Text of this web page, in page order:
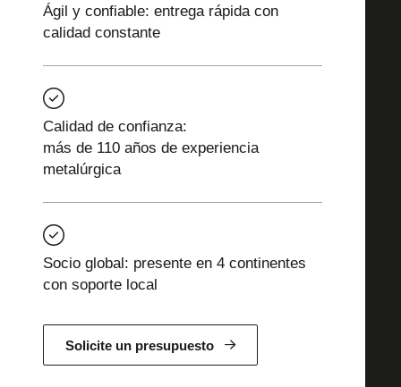
Ágil y confiable: entrega rápida con
calidad constante
Calidad de confianza:
más de 110 años de experiencia
metalúrgica
Socio global: presente en 4 continentes
con soporte local
Solicite un presupuesto